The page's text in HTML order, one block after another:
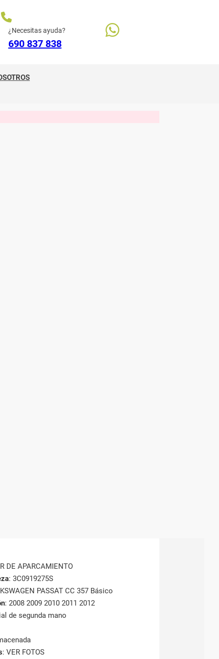
¿Necesitas ayuda?
690 837 838
DE APARCAMIENTO
: 3C0919275S
PASSAT CC 357 Básico
: 2008 2009 2010 2011 2012
de segunda mano
: VER FOTOS